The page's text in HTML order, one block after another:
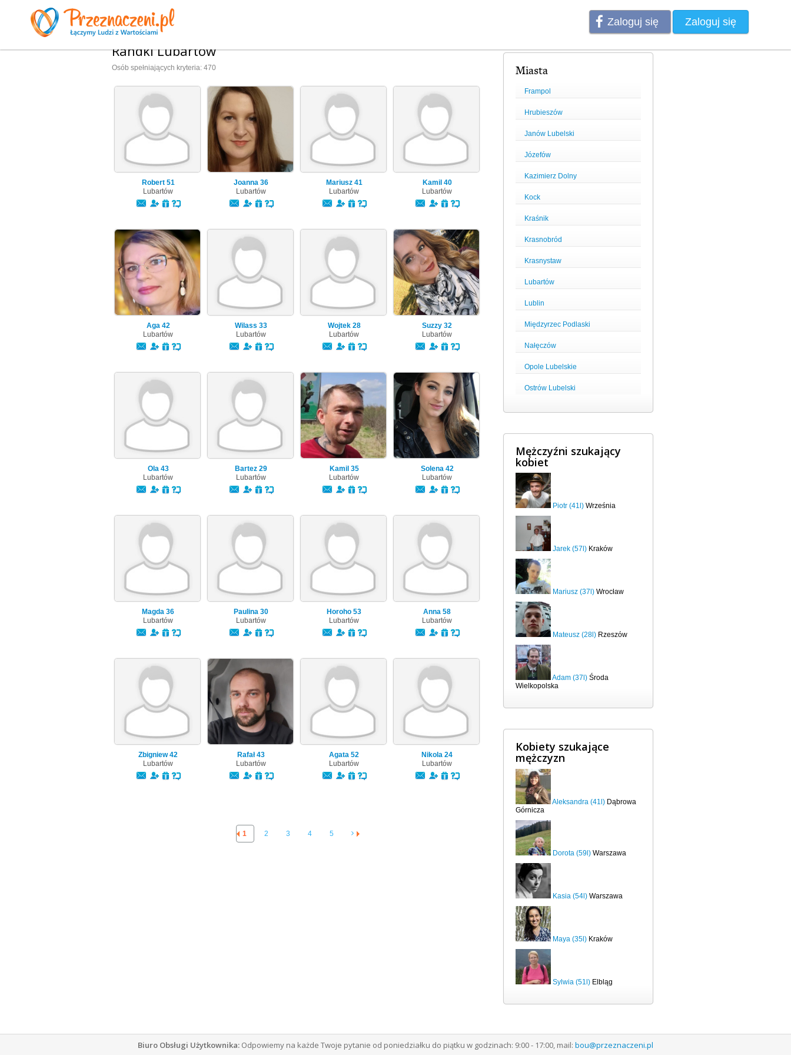
Zaloguj się Zaloguj się
Randki Lubartów
Osób spełniających kryteria: 470
Robert 51
Lubartów
Joanna 36
Lubartów
Mariusz 41
Lubartów
Kamil 40
Lubartów
Aga 42
Lubartów
Wilass 33
Lubartów
Wojtek 28
Lubartów
Suzzy 32
Lubartów
Ola 43
Lubartów
Bartez 29
Lubartów
Kamil 35
Lubartów
Solena 42
Lubartów
Magda 36
Lubartów
Paulina 30
Lubartów
Horoho 53
Lubartów
Anna 58
Lubartów
Zbigniew42
Lubartów
Rafał43
Lubartów
Agata 52
Lubartów
Nikola 24
Lubartów
1 2 3 4 5
Miasta
Frampol
Hrubieszów
Janów Lubelski
Józefów
Kazimierz Dolny
Kock
Kraśnik
Krasnobród
Krasnystaw
Lubartów
Lublin
Międzyrzec Podlaski
Nałęczów
Opole Lubelskie
Ostrów Lubelski
Mężczyźni szukający
kobiet
Piotr (41l) Września
Jarek (57l) Kraków
Mariusz (37l) Wrocław
Mateusz (28l) Rzeszów
Adam (37l) Środa
Wielkopolska
Kobiety szukające
mężczyzn
Aleksandra (41l) Dąbrowa
Górnicza
Dorota (59l) Warszawa
Kasia (54l) Warszawa
Maya (35l) Kraków
Sylwia (51l) Elbląg
Biuro Obsługi Użytkownika: Odpowiemy na każde Twoje pytanie od poniedziałku do piątku w godzinach: 9:00 - 17:00, mail: bou@przeznaczeni.pl